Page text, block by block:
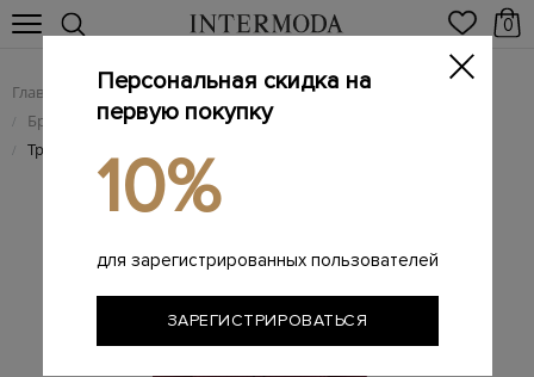
0
Главная Женщинам / Женская одежда
/ Брендовые женские платья
/ Трикотажное платье из пряжи EcoVero с поясом грогрен
Персональная скидка на
первую покупку
10%
для зарегистрированных пользователей
ЗАРЕГИСТРИРОВАТЬСЯ